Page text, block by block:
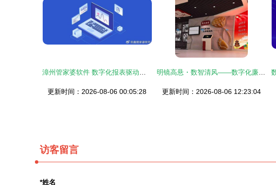
更新时间：2026-08-06 00:05:28 更新时间：2026-08-06 12:23:04
访客留言
*姓名